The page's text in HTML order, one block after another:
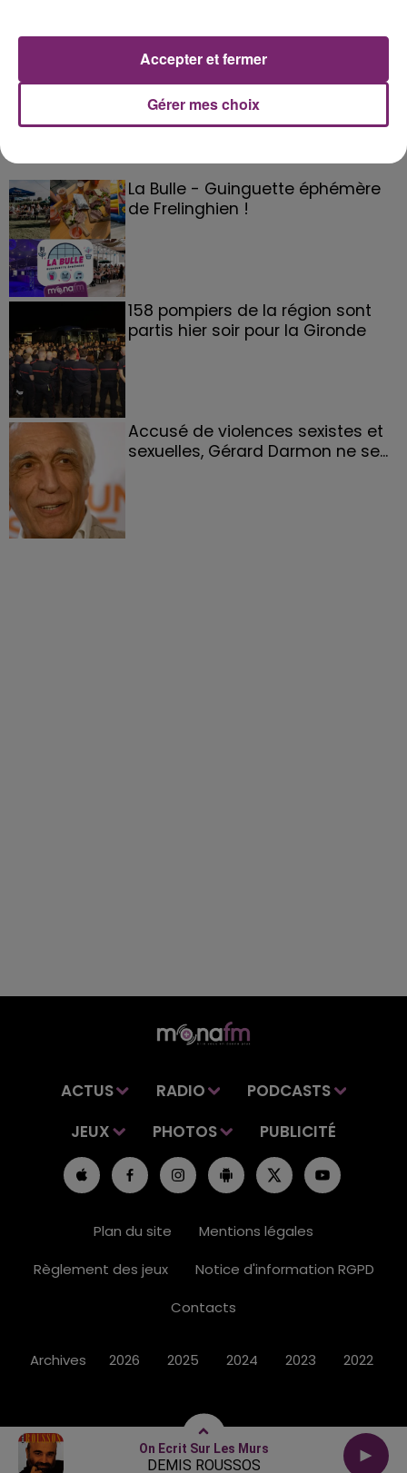
On Ecrit Sur Les Murs
DEMIS ROUSSOS
La Bulle - Guinguette éphémère
de Frelinghien !
158 pompiers de la région sont
partis hier soir pour la Gironde
Accusé de violences sexistes et
sexuelles, Gérard Darmon ne se...
ACTUS RADIO
PODCASTS
JEUX
PHOTOS PUBLICITÉ
Plan du site
Mentions légales
Règlement des jeux
Notice d'information RGPD
Contacts
Archives 2026 2025 2024 2023 2022
Gérer mes choix
Accepter et fermer